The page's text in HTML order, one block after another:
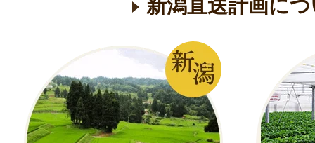
新潟直送計画に